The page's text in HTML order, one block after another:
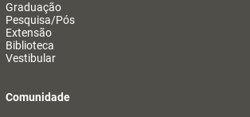
Graduação
Pesquisa/Pós
Extensão
Biblioteca
Vestibular
Comunidade